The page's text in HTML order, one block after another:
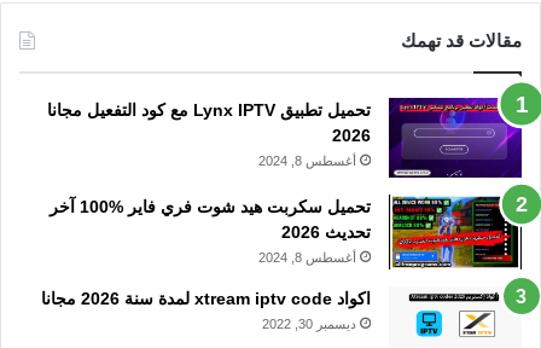
مقالات قد تهمك
تحميل تطبيق Lynx IPTV مع كود التفعيل مجانا
2026
أغسطس 8, 2024
تحميل سكربت هيد شوت فري فاير %100 آخر
تحديث 2026
أغسطس 8, 2024
اكواد xtream iptv code لمدة سنة 2026 مجانا
ديسمبر 30, 2022